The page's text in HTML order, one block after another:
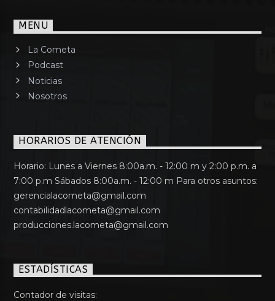
MENU
La Cometa
Podcast
Noticias
Nosotros
HORARIOS DE ATENCIÓN
Horario: Lunes a Viernes 8:00a.m. - 12:00 m y 2:00 p.m. a
7:00 p.m Sábados 8:00a.m. - 12:00 m Para otros asuntos:
gerencialacometa@gmail.com
contabilidadlacometa@gmail.com
producciones.lacometa@gmail.com
ESTADÍSTICAS
Contador de visitas: